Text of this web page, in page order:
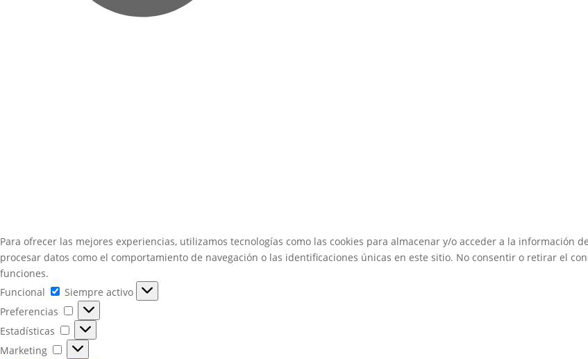
Para ofrecer las mejores experiencias, utilizamos tecnologías como las cookies para almacenar y/o acceder a la información
procesar datos como el comportamiento de navegación o las identificaciones únicas en este sitio. No consentir o retirar el
funciones.
Funcional
Funcional
Siempre activo
Preferencias
Preferencias
Estadísticas
Estadísticas
Marketing
Marketing